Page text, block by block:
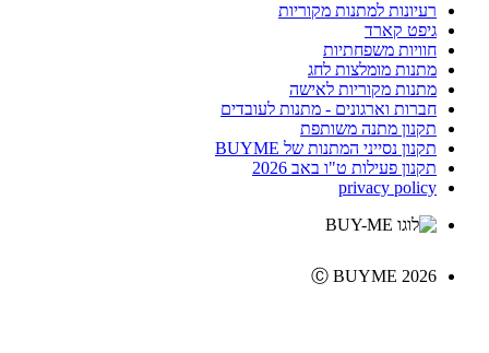
רעיונות למתנות מקוריות
גיפט קארד
חוויות משפחתיות
מתנות מומלצות לחג
מתנות מקוריות לאישה
חברות וארגונים - מתנות לעובדים
תקנון מתנה משותפת
תקנון נסייני המתנות של BUYME
תקנון פעילות ט"ו באב 2026
privacy policy
Ⓒ BUYME 2026